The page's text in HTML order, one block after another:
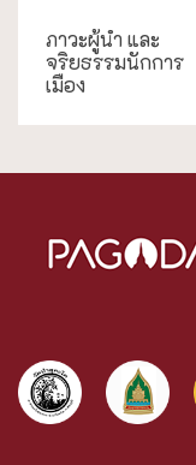
ภาวะผู้นำ และ
จริยธรรมนักการ
เมือง